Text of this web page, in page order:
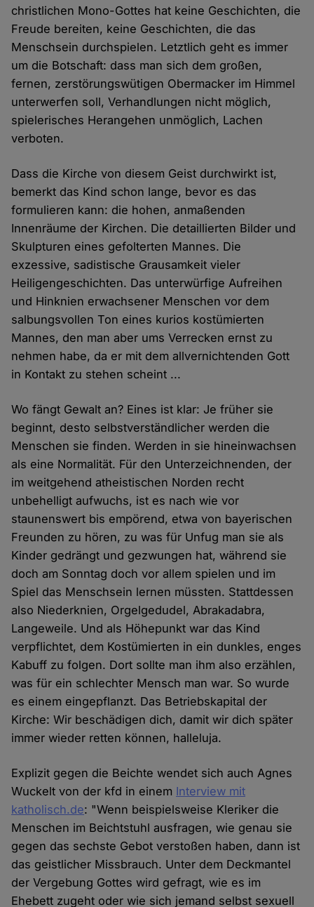
christlichen Mono-Gottes hat keine Geschichten, die
Freude bereiten, keine Geschichten, die das
Menschsein durchspielen. Letztlich geht es immer
um die Botschaft: dass man sich dem großen,
fernen, zerstörungswütigen Obermacker im Himmel
unterwerfen soll, Verhandlungen nicht möglich,
spielerisches Herangehen unmöglich, Lachen
verboten.
Dass die Kirche von diesem Geist durchwirkt ist,
bemerkt das Kind schon lange, bevor es das
formulieren kann: die hohen, anmaßenden
Innenräume der Kirchen. Die detaillierten Bilder und
Skulpturen eines gefolterten Mannes. Die
exzessive, sadistische Grausamkeit vieler
Heiligengeschichten. Das unterwürfige Aufreihen
und Hinknien erwachsener Menschen vor dem
salbungsvollen Ton eines kurios kostümierten
Mannes, den man aber ums Verrecken ernst zu
nehmen habe, da er mit dem allvernichtenden Gott
in Kontakt zu stehen scheint ...
Wo fängt Gewalt an? Eines ist klar: Je früher sie
beginnt, desto selbstverständlicher werden die
Menschen sie finden. Werden in sie hineinwachsen
als eine Normalität. Für den Unterzeichnenden, der
im weitgehend atheistischen Norden recht
unbehelligt aufwuchs, ist es nach wie vor
staunenswert bis empörend, etwa von bayerischen
Freunden zu hören, zu was für Unfug man sie als
Kinder gedrängt und gezwungen hat, während sie
doch am Sonntag doch vor allem spielen und im
Spiel das Menschsein lernen müssten. Stattdessen
also Niederknien, Orgelgedudel, Abrakadabra,
Langeweile. Und als Höhepunkt war das Kind
verpflichtet, dem Kostümierten in ein dunkles, enges
Kabuff zu folgen. Dort sollte man ihm also erzählen,
was für ein schlechter Mensch man war. So wurde
es einem eingepflanzt. Das Betriebskapital der
Kirche: Wir beschädigen dich, damit wir dich später
immer wieder retten können, halleluja.
Explizit gegen die Beichte wendet sich auch Agnes
Wuckelt von der kfd in einem Interview mit
katholisch.de: "Wenn beispielsweise Kleriker die
Menschen im Beichtstuhl ausfragen, wie genau sie
gegen das sechste Gebot verstoßen haben, dann ist
das geistlicher Missbrauch. Unter dem Deckmantel
der Vergebung Gottes wird gefragt, wie es im
Ehebett zugeht oder wie sich jemand selbst sexuell